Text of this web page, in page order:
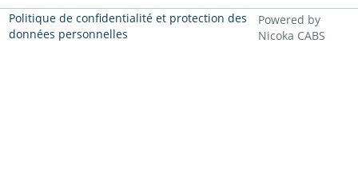
Politique de confidentialité et protection des
données personnelles
Powered by
Nicoka CABS